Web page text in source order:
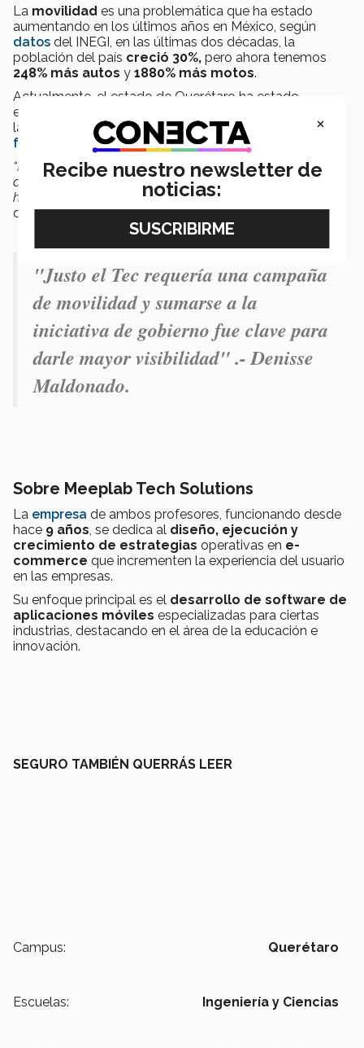
La movilidad es una problemática que ha estado
aumentando en los últimos años en México, según
datos del INEGI, en las últimas dos décadas, la
población del país creció 30%, pero ahora tenemos
248% más autos y 1880% más motos.
Actualmente, el estado de Querétaro ha estado
enfrentando graves problemas de movilidad debido a
las
obras de modernizaciónen elPaseo 5 de
febrero
“El objetivo a largo plazo es buscar que haya este tipo de
aplicaciones en otros estados para seguir reduciendo la
huella de carbono”
, nos comparte Denisse,
desarrolladora de la aplicación.
"Justo el Tec requería una campaña
de movilidad y sumarse a la
iniciativa de gobierno fue clave para
darle mayor visibilidad" .- Denisse
Maldonado.
Sobre Meeplab Tech Solutions
La empresa de ambos profesores, funcionando desde
hace 9 años, se dedica al diseño, ejecución y
crecimiento de estrategias operativas en e-
commerce que incrementen la experiencia del usuario
en las empresas.
Su enfoque principal es el desarrollo de software de
aplicaciones móviles especializadas para ciertas
industrias, destacando en el área de la educación e
innovación.
SEGURO TAMBIÉN QUERRÁS LEER
Campus: Querétaro
Escuelas: Ingeniería y Ciencias
×
Recibe nuestro newsletter de
noticias: